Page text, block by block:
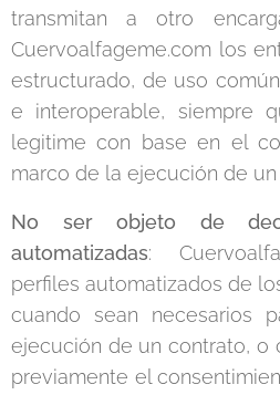
transmitan a otro
Cuervoalfageme.com los
estructurado, de uso
e interoperable, siempre
legitime con base en el
marco de la ejecución de
No ser objeto de
automatizadas:
perfiles automatizados de
cuando sean necesarios
ejecución de un contrato, o
previamente el